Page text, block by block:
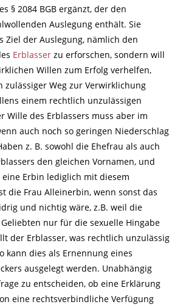
§ 2084 BGB ergänzt, der den
Auslegung enthält. Sie
Ziel der Auslegung, nämlich den
Erblasser zu erforschen, sondern will
Willen zum Erfolg verhelfen,
zulässiger Weg zur Verwirklichung
einem rechtlich unzulässigen
Wille des Erblassers muss aber im
auch noch so geringen Niederschlag
z. B. sowohl die Ehefrau als auch
den gleichen Vornamen, und
eine Erbin lediglich mit diesem
die Frau Alleinerbin, wenn sonst das
und nichtig wäre, z.B. weil die
nur für die sexuelle Hingabe
der Erblasser, was rechtlich unzulässig
kann dies als Ernennung eines
ausgelegt werden. Unabhängig
zu entscheiden, ob eine Erklärung
eine rechtsverbindliche Verfügung